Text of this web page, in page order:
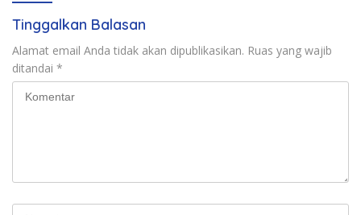
Tinggalkan Balasan
Alamat email Anda tidak akan dipublikasikan. Ruas yang wajib
ditandai *